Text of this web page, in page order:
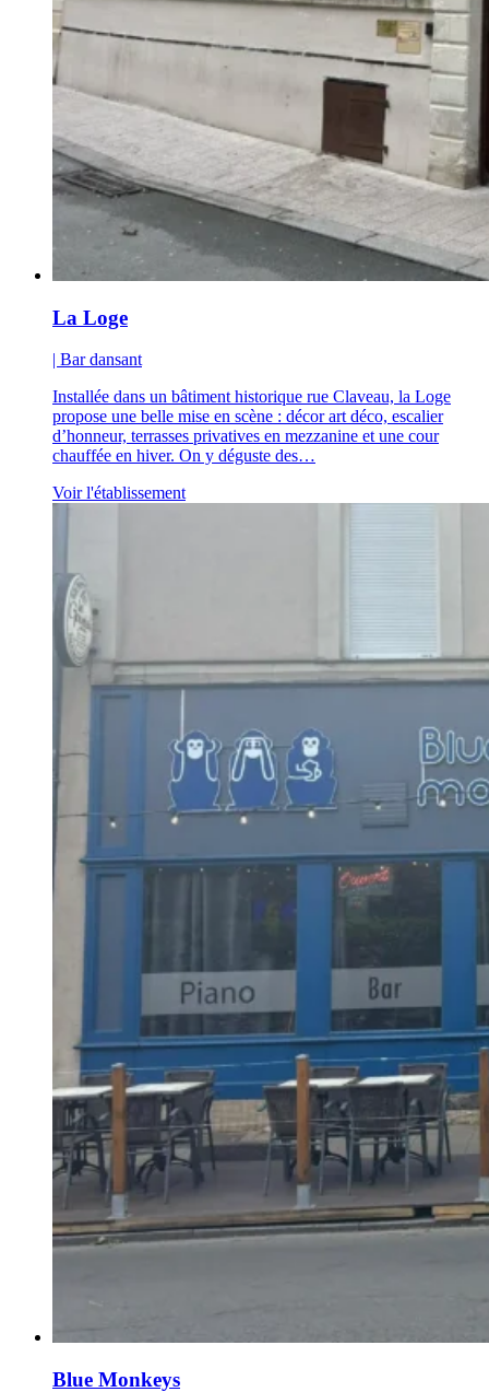
La Loge
| Bar dansant
Installée dans un bâtiment historique rue Claveau, la Loge
propose une belle mise en scène : décor art déco, escalier
d’honneur, terrasses privatives en mezzanine et une cour
chauffée en hiver. On y déguste des…
Voir l'établissement
Blue Monkeys